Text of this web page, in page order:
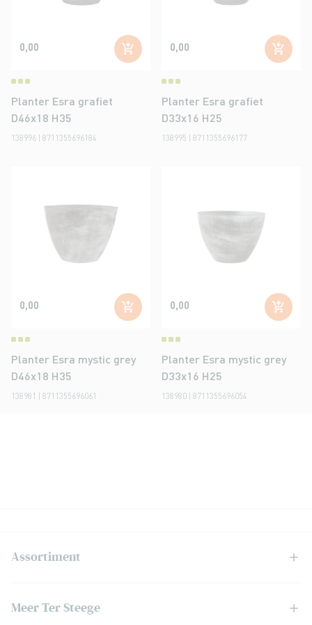
138996 | 8711355696184
Planter Esra grafiet
D46x18 H35
0,00
138995 | 8711355696177
Planter Esra grafiet
D33x16 H25
0,00
138981 | 8711355696061
Planter Esra mystic grey
D46x18 H35
0,00
138980 | 8711355696054
Planter Esra mystic grey
D33x16 H25
0,00
Assortiment
Meer Ter Steege